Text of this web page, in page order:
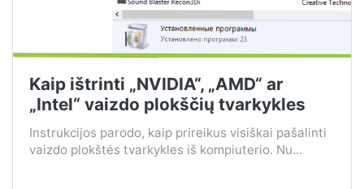
Kaip ištrinti „NVIDIA“, „AMD“ ar
„Intel“ vaizdo plokščių tvarkykles
Instrukcijos parodo, kaip prireikus visiškai pašalinti
vaizdo plokštės tvarkykles iš kompiuterio. Nu...